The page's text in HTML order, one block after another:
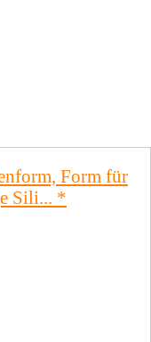
Form für
Sili... *